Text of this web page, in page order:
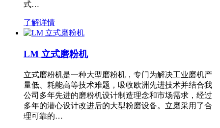
式…
了解详情
LM 立式磨粉机
立式磨粉机是一种大型磨粉机，专门为解决工业磨机产
量低、耗能高等技术难题，吸收欧洲先进技术并结合我
公司多年先进的磨粉机设计制造理念和市场需求，经过
多年的潜心设计改进后的大型粉磨设备。立磨采用了合
理可靠的…